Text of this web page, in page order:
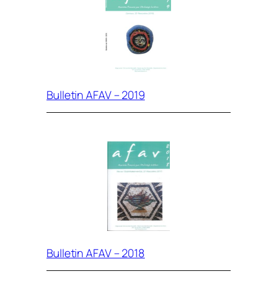
Bulletin AFAV – 2019
Bulletin AFAV – 2018